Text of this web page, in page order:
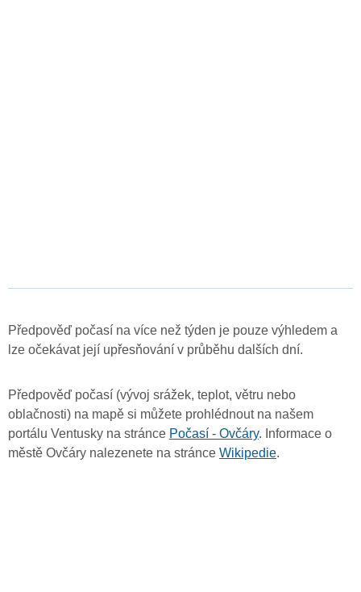
Předpověď počasí na více než týden je pouze výhledem a
lze očekávat její upřesňování v průběhu dalších dní.
Předpověď počasí (vývoj srážek, teplot, větru nebo
oblačnosti) na mapě si můžete prohlédnout na našem
portálu Ventusky na stránce Počasí - Ovčáry. Informace o
městě Ovčáry nalezenete na stránce Wikipedie.